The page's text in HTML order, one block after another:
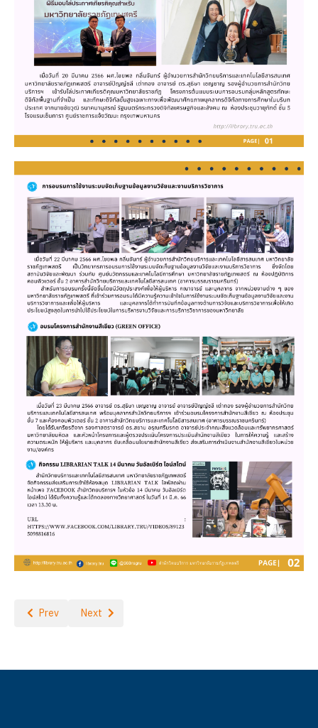
Previous article: ปีที่ 23 ฉบับที่ 223 เมษายน 2566
Prev Next article: ปีที่ 23 ฉบับที่ 221 กุมภาพันธ์ 2566
Next